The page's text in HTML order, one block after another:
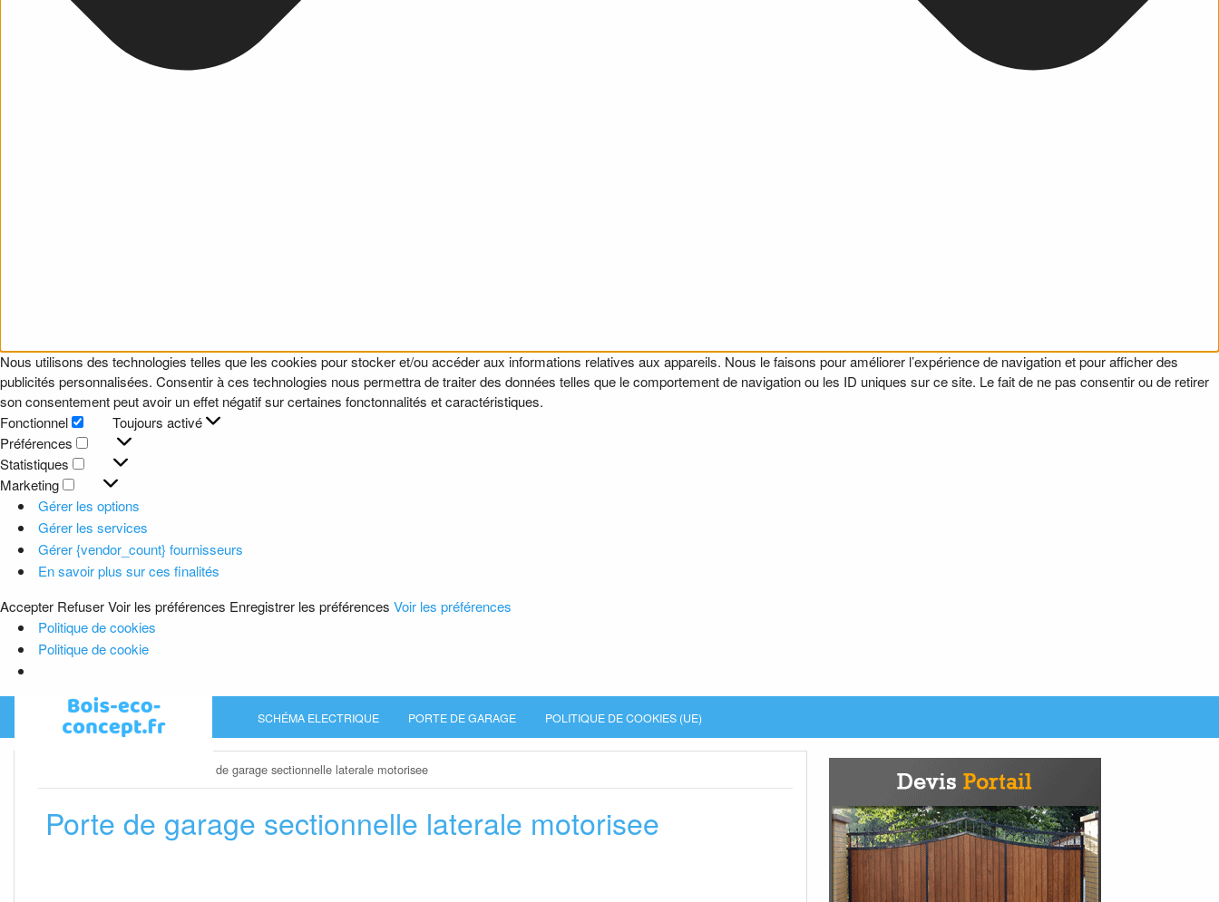
Nous utilisons des technologies telles que les cookies pour stocker et/ou accéder aux informations relatives aux appareils. Nous le faisons pour améliorer l’expérience de navigation et pour afficher des
publicités personnalisées. Consentir à ces technologies nous permettra de traiter des données telles que le comportement de navigation ou les ID uniques sur ce site. Le fait de ne pas consentir ou de retirer
son consentement peut avoir un effet négatif sur certaines fonctonnalités et caractéristiques.
Fonctionnel
Fonctionnel
Toujours activé
Préférences
Préférences
Statistiques
Statistiques
Marketing
Marketing
Gérer les options
Gérer les services
Gérer {vendor_count} fournisseurs
En savoir plus sur ces finalités
Accepter RefuserVoir les préférences Enregistrer les préférences Voir les préférences
Politique de cookies
Politique de cookie
SCHÉMA ELECTRIQUE PORTE DE GARAGE POLITIQUE DE COOKIES (UE)
Porte de garage sectionnelle laterale motorisee
Porte de garage sectionnelle laterale motorisee